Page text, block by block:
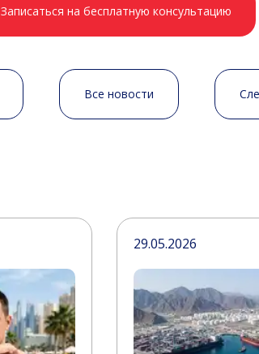
Записаться на бесплатную консультацию
Все новости
29.05.2026